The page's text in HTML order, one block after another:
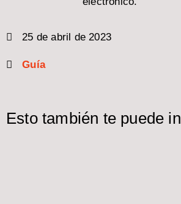
25 de abril de 2023
Guía
Esto también te puede